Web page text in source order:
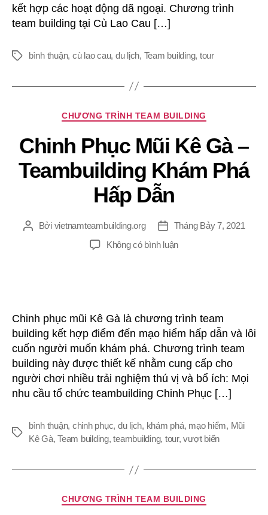
kết hợp các hoạt động dã ngoại. Chương trình
team building tại Cù Lao Cau […]
Thẻ bình thuận, cù lao cau, du lịch, Team building, tour
Chuyên
CHƯƠNG TRÌNH TEAM BUILDING
Chinh Phục Mũi Kê Gà –
Teambuilding Khám Phá
Hấp Dẫn
TácBởi vietnamteambuilding.org
Ngày
đăng
Tháng Bảy 7, 2021
Không có bình luậnở
–
Teambuilding
Khám
Phá
Hấp
Dẫn
Chinh phục mũi Kê Gà là chương trình team
building kết hợp điểm đến mạo hiểm hấp dẫn và lôi
cuốn người muốn khám phá. Chương trình team
building này được thiết kế nhằm cung cấp cho
người chơi nhiều trải nghiệm thú vị và bổ ích: Mọi
nhu cầu tổ chức teambuilding Chinh Phục […]
Thẻ
bình thuận, chinh phục, du lịch, khám phá, mạo hiểm, Mũi
Kê Gà,Team building,teambuilding, tour,vượt biển
Chuyên
CHƯƠNG TRÌNH TEAM BUILDING